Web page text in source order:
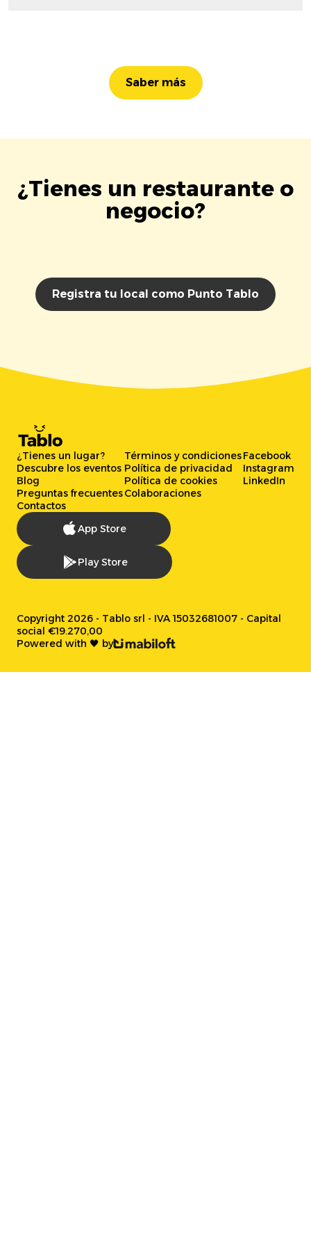
Saber más
¿Tienes un restaurante o
negocio?
Registra tu local como Punto Tablo
¿Tienes un lugar?
Descubre los eventos
Blog
Preguntas frecuentes
Contactos
Términos y condiciones
Política de privacidad
Política de cookies
Colaboraciones
Facebook
Instagram
LinkedIn
App Store
Play Store
Copyright 2026 - Tablo srl - IVA 15032681007 - Capital
social €19.270,00
Powered with 🖤 by